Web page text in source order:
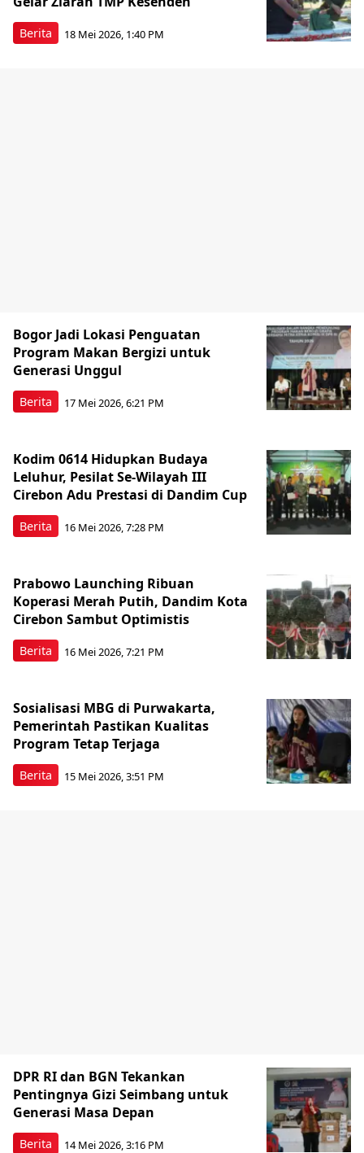
Berita 18 Mei 2026, 1:40 PM
Berita
Bogor Jadi Lokasi Penguatan
Program Makan Bergizi untuk
Generasi Unggul
17 Mei 2026, 6:21 PM
Berita
Kodim 0614 Hidupkan Budaya
Leluhur, Pesilat Se-Wilayah III
Cirebon Adu Prestasi di Dandim Cup
16 Mei 2026, 7:28 PM
Berita
Prabowo Launching Ribuan
Koperasi Merah Putih, Dandim Kota
Cirebon Sambut Optimistis
16 Mei 2026, 7:21 PM
Berita
Sosialisasi MBG di Purwakarta,
Pemerintah Pastikan Kualitas
Program Tetap Terjaga
15 Mei 2026, 3:51 PM
Berita
DPR RI dan BGN Tekankan
Pentingnya Gizi Seimbang untuk
Generasi Masa Depan
14 Mei 2026, 3:16 PM